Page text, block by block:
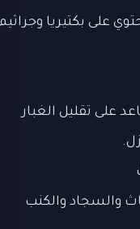
بكتيريا وجراثيم
تقليل الغبار
والكنب